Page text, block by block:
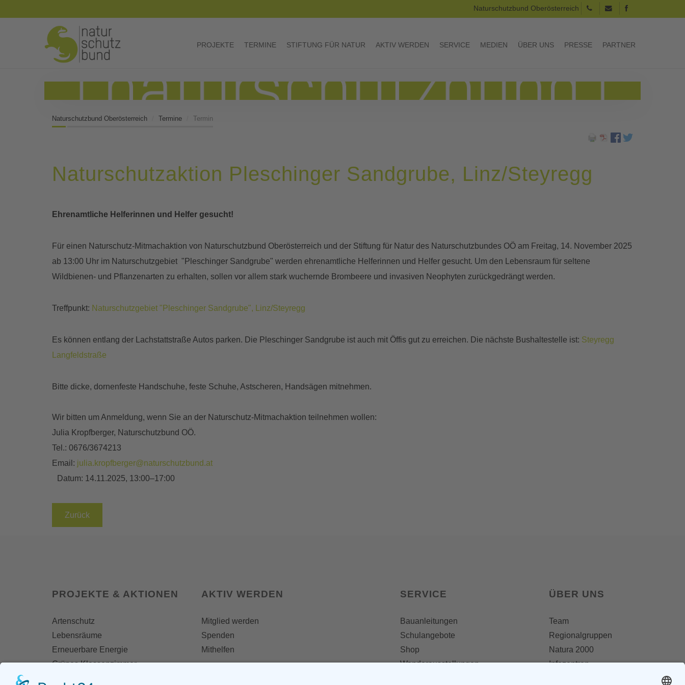
Naturschutzbund Oberösterreich
PROJEKTE TERMINE STIFTUNG FÜR NATUR AKTIV WERDEN SERVICE MEDIEN ÜBER UNS PRESSE PARTNER
Naturschutzbund Oberösterreich Termine Termin
Naturschutzaktion Pleschinger Sandgrube, Linz/Steyregg
Ehrenamtliche Helferinnen und Helfer gesucht!
Für einen Naturschutz-Mitmachaktion von Naturschutzbund Oberösterreich und der Stiftung für Natur des Naturschutzbundes OÖ am Freitag, 14. November 2025
ab 13:00 Uhr im Naturschutzgebiet "Pleschinger Sandgrube" werden ehrenamtliche Helferinnen und Helfer gesucht. Um den Lebensraum für seltene
Wildbienen- und Pflanzenarten zu erhalten, sollen vor allem stark wuchernde Brombeere und invasiven Neophyten zurückgedrängt werden.
Treffpunkt: Naturschutzgebiet "Pleschinger Sandgrube", Linz/Steyregg
Es können entlang der Lachstattstraße Autos parken. Die Pleschinger Sandgrube ist auch mit Öffis gut zu erreichen. Die nächste Bushaltestelle ist: Steyregg
Langfeldstraße
Bitte dicke, dornenfeste Handschuhe, feste Schuhe, Astscheren, Handsägen mitnehmen.
Wir bitten um Anmeldung, wenn Sie an der Naturschutz-Mitmachaktion teilnehmen wollen:
Julia Kropfberger, Naturschutzbund OÖ.
Tel.: 0676/3674213
Email: julia.kropfberger@naturschutzbund.at
Datum: 14.11.2025, 13:00–17:00
Zurück
PROJEKTE & AKTIONEN
Artenschutz
Lebensräume
Erneuerbare Energie
Grünes Klassenzimmer
AKTIV WERDEN
Mitglied werden
Spenden
Mithelfen
SERVICE
Bauanleitungen
Schulangebote
Shop
Wanderausstellungen
ÜBER UNS
Team
Regionalgruppen
Natura 2000
Infozentren